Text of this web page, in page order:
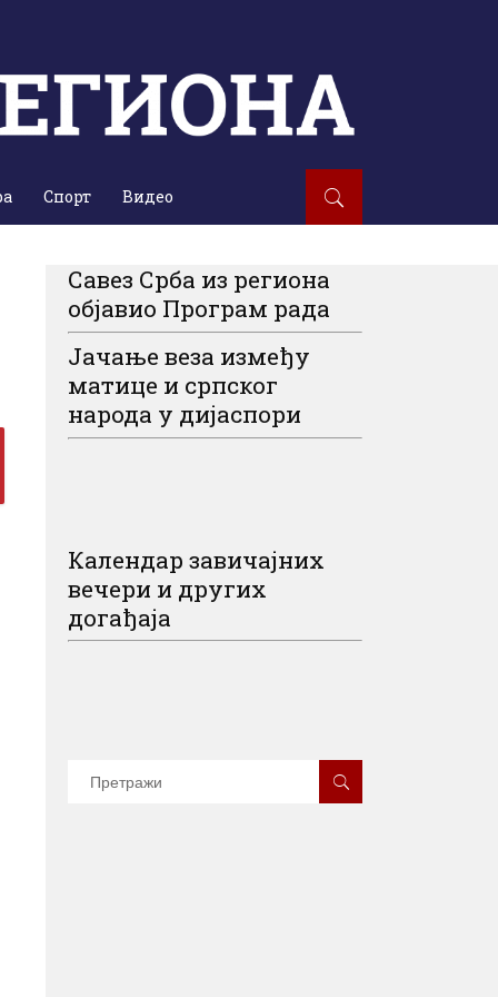
Спорт Видео
Савез Срба из региона
објавио Програм рада
Јачање веза између
матице и српског
народа у дијаспори
Календар завичајних
вечери и других
догађаја